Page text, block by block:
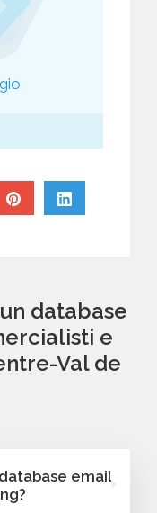
database
e
Val de
email